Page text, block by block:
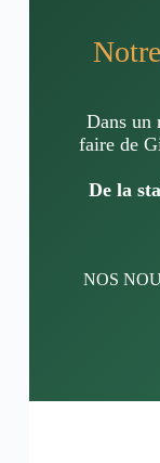
Dans un
faire de
De la
NOS